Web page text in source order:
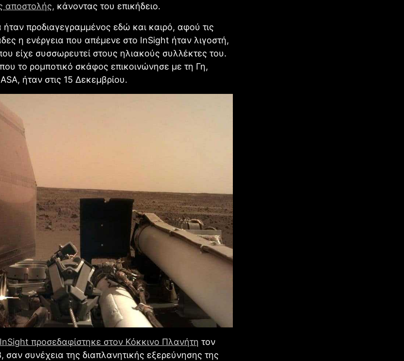
αποστολής, κάνοντας του επικήδειο.
ήταν προδιαγεγραμμένος εδώ και καιρό, αφού τις
η ενέργεια που απέμενε στο InSight ήταν λιγοστή,
είχε συσσωρευτεί στους ηλιακούς συλλέκτες του.
το ρομποτικό σκάφος επικοινώνησε με τη Γη,
ήταν στις 15 Δεκεμβρίου.
προσεδαφίστηκε στον Κόκκινο Πλανήτη τον
σαν συνέχεια της διαπλανητικής εξερεύνησης της